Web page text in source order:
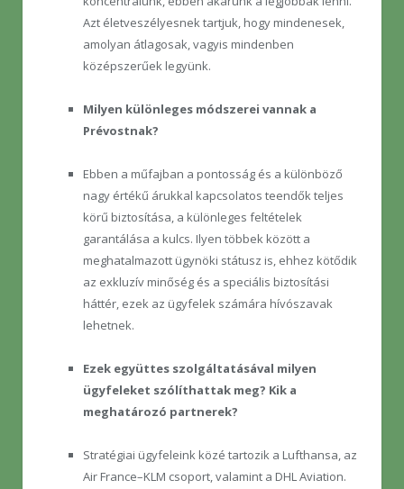
Azt életveszélyesnek tartjuk, hogy mindenesek,
amolyan átlagosak, vagyis mindenben
középszerűek legyünk.
Milyen különleges módszerei vannak a
Prévostnak?
Ebben a műfajban a pontosság és a különböző
nagy értékű árukkal kapcsolatos teendők teljes
körű biztosítása, a különleges feltételek
garantálása a kulcs. Ilyen többek között a
meghatalmazott ügynöki státusz is, ehhez kötődik
az exkluzív minőség és a speciális biztosítási
háttér, ezek az ügyfelek számára hívószavak
lehetnek.
Ezek együttes szolgáltatásával milyen
ügyfeleket szólíthattak meg? Kik a
meghatározó partnerek?
Stratégiai ügyfeleink közé tartozik a Lufthansa, az
Air France–KLM csoport, valamint a DHL Aviation.